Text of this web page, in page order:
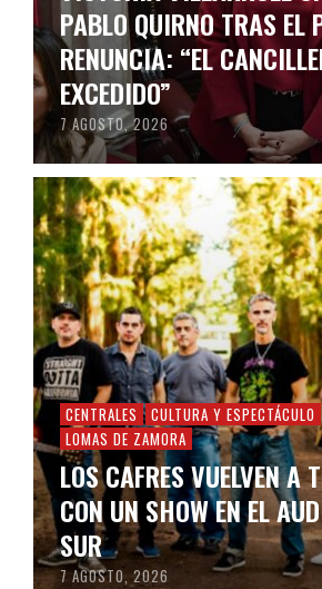
PABLO QUIRNO TRAS EL
RENUNCIA: “EL
EXCEDIDO”
7 AGOSTO, 2026
CENTRALES CULTURA Y ESPECTÁCULO
LOMAS DE ZAMORA
LOS CAFRES VUELVEN A
CON UN SHOW EN EL
SUR
7 AGOSTO, 2026